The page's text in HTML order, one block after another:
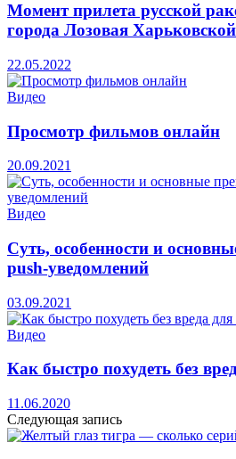
Момент прилета русской
города Лозовая
22.05.2022
Видео
Просмотр фильмов онлайн
20.09.2021
Видео
Суть, особенности и
push-уведомлений
03.09.2021
Видео
Как быстро похудеть без
11.06.2020
Следующая запись